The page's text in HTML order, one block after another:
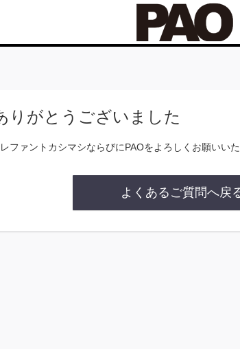
りがとうございました
ファントカシマシならびにPAOをよろしくお願いいた
よくあるご質問へ戻